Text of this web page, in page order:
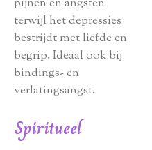
terwijl het depressies
bestrijdt met liefde en
begrip. Ideaal ook bij
bindings- en
verlatingsangst.
Spiritueel